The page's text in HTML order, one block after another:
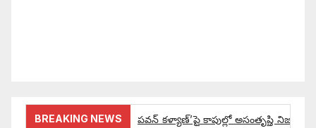
BREAKING NEWS పవన్ కళ్యాణ్’పై కాపుల్లో అసంతృప్తి నిజమేనా: